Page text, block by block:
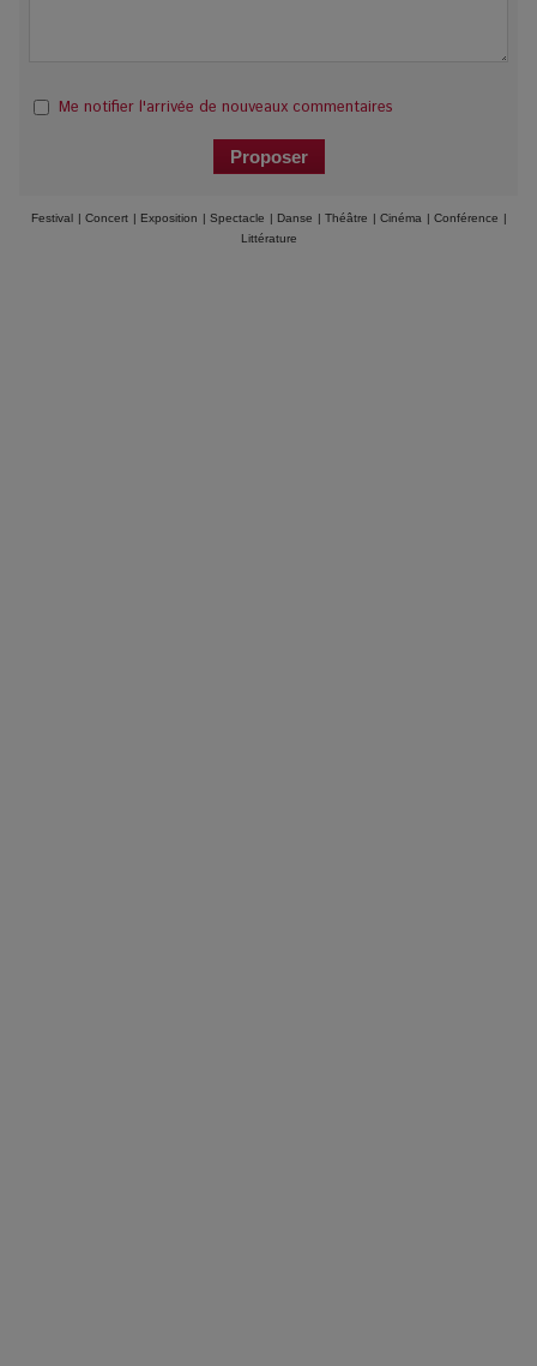
Me notifier l'arrivée de nouveaux commentaires
Festival | Concert | Exposition | Spectacle | Danse | Théâtre | Cinéma | Conférence |
Littérature